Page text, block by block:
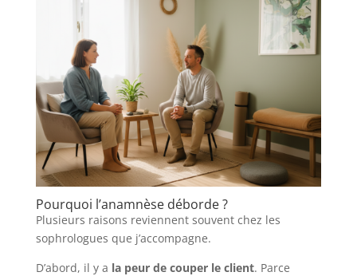
Pourquoi l’anamnèse déborde ?
Plusieurs raisons reviennent souvent chez les
sophrologues que j’accompagne.
D’abord, il y a la peur de couper le client. Parce